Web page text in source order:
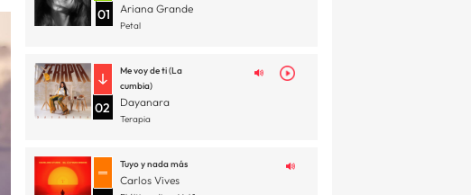
01 Ariana Grande
Petal
02
Me voy de ti (La
cumbia)
Dayanara
Terapia
Tuyo y nada más
Carlos Vives